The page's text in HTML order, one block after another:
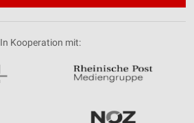
In Kooperation mit: